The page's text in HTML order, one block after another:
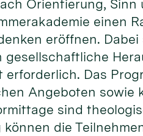
Orientierung, Sinn
einen
eröffnen.
Das
Angeboten sowie
sind
die